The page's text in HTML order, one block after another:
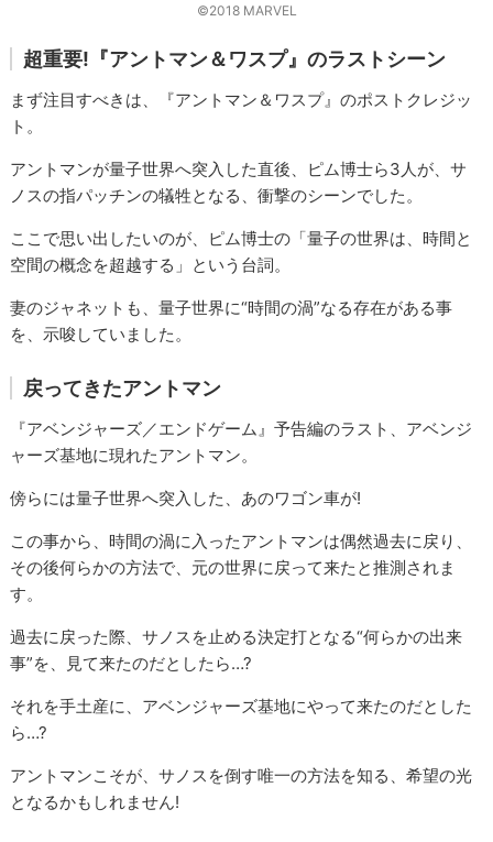
©2018 MARVEL
超重要!『アントマン＆ワスプ』のラストシーン
まず注目すべきは、『アントマン＆ワスプ』のポストクレジッ
ト。
アントマンが量子世界へ突入した直後、ピム博士ら3人が、サ
ノスの指パッチンの犠牲となる、衝撃のシーンでした。
ここで思い出したいのが、ピム博士の「量子の世界は、時間と
空間の概念を超越する」という台詞。
妻のジャネットも、量子世界に“時間の渦”なる存在がある事
を、示唆していました。
戻ってきたアントマン
『アベンジャーズ／エンドゲーム』予告編のラスト、アベンジ
ャーズ基地に現れたアントマン。
傍らには量子世界へ突入した、あのワゴン車が!
この事から、時間の渦に入ったアントマンは偶然過去に戻り、
その後何らかの方法で、元の世界に戻って来たと推測されま
す。
過去に戻った際、サノスを止める決定打となる“何らかの出来
事”を、見て来たのだとしたら…?
それを手土産に、アベンジャーズ基地にやって来たのだとした
ら…?
アントマンこそが、サノスを倒す唯一の方法を知る、希望の光
となるかもしれません!